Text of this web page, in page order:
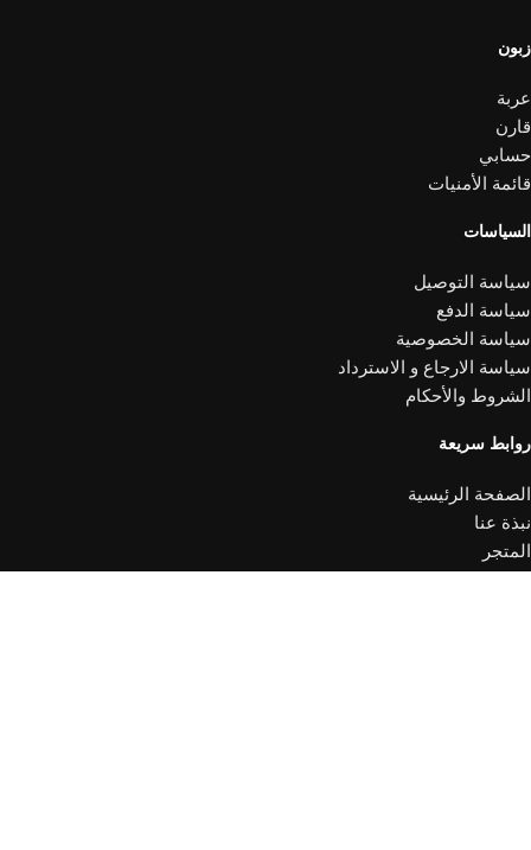
زبون
عربة
قارن
حسابي
قائمة الأمنيات
السياسات
سياسة التوصيل
سياسة الدفع
سياسة الخصوصية
سياسة الارجاع و الاسترداد
الشروط والأحكام
روابط سريعة
الصفحة الرئيسية
نبذة عنا
المتجر
الفروع